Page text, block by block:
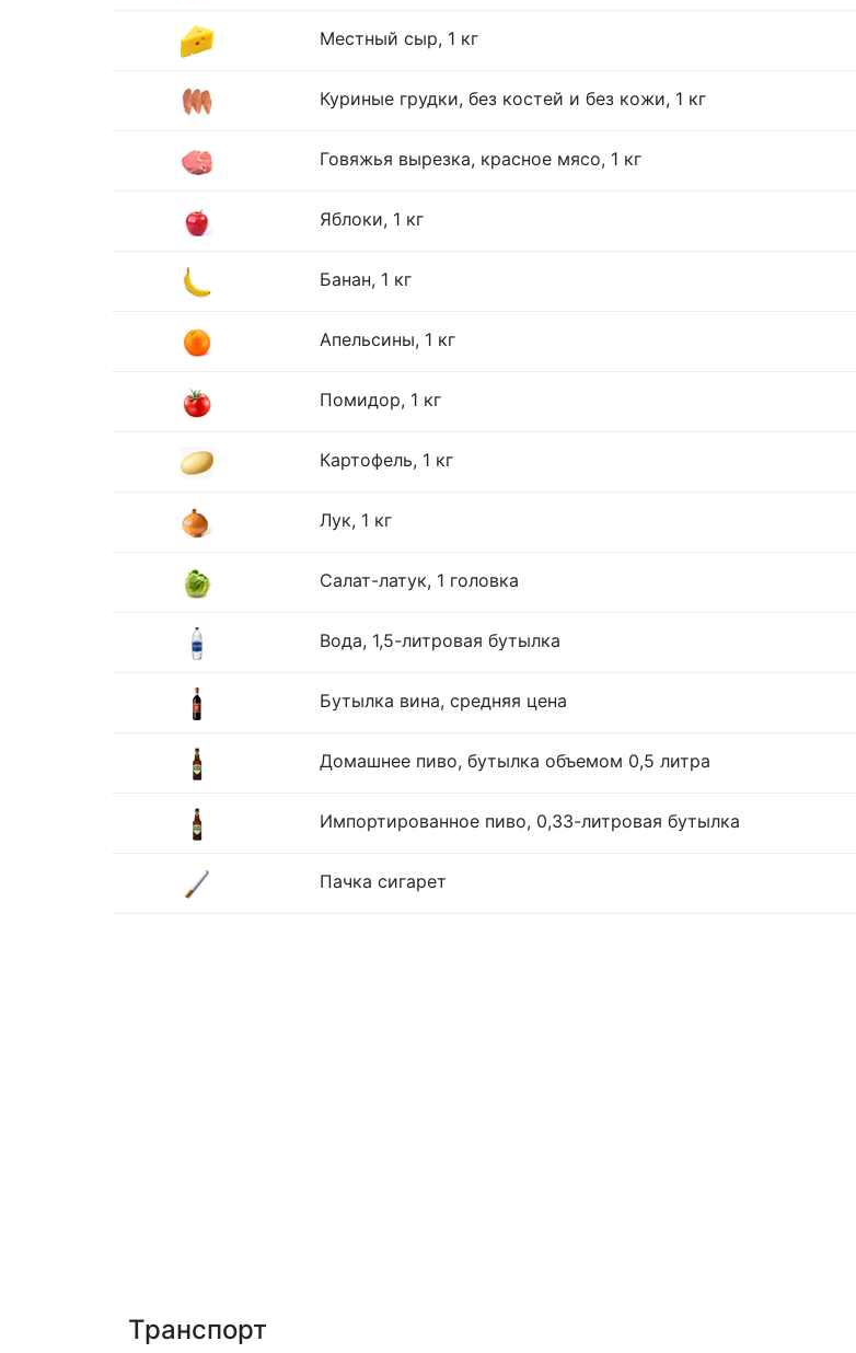
Местный сыр, 1 кг
Куриные грудки, без костей и без кожи, 1 кг
Говяжья вырезка, красное мясо, 1 кг
Яблоки, 1 кг
Банан, 1 кг
Апельсины, 1 кг
Помидор, 1 кг
Картофель, 1 кг
Лук, 1 кг
Салат-латук, 1 головка
Вода, 1,5-литровая бутылка
Бутылка вина, средняя цена
Домашнее пиво, бутылка объемом 0,5 литра
Импортированное пиво, 0,33-литровая бутылка
Пачка сигарет
Транспорт